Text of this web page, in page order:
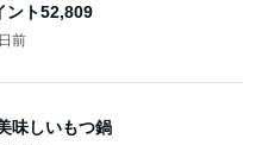
ント52,809
前
味しいもつ鍋